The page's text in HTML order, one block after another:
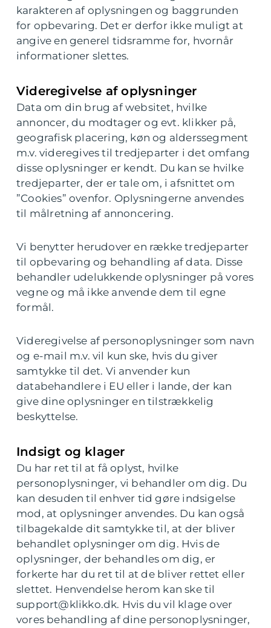
karakteren af oplysningen og baggrunden
for opbevaring. Det er derfor ikke muligt at
angive en generel tidsramme for, hvornår
informationer slettes.
Videregivelse af oplysninger
Data om din brug af websitet, hvilke
annoncer, du modtager og evt. klikker på,
geografisk placering, køn og alderssegment
m.v. videregives til tredjeparter i det omfang
disse oplysninger er kendt. Du kan se hvilke
tredjeparter, der er tale om, i afsnittet om
”Cookies” ovenfor. Oplysningerne anvendes
til målretning af annoncering.
Vi benytter herudover en række tredjeparter
til opbevaring og behandling af data. Disse
behandler udelukkende oplysninger på vores
vegne og må ikke anvende dem til egne
formål.
Videregivelse af personoplysninger som navn
og e-mail m.v. vil kun ske, hvis du giver
samtykke til det. Vi anvender kun
databehandlere i EU eller i lande, der kan
give dine oplysninger en tilstrækkelig
beskyttelse.
Indsigt og klager
Du har ret til at få oplyst, hvilke
personoplysninger, vi behandler om dig. Du
kan desuden til enhver tid gøre indsigelse
mod, at oplysninger anvendes. Du kan også
tilbagekalde dit samtykke til, at der bliver
behandlet oplysninger om dig. Hvis de
oplysninger, der behandles om dig, er
forkerte har du ret til at de bliver rettet eller
slettet. Henvendelse herom kan ske til
support@klikko.dk. Hvis du vil klage over
vores behandling af dine personoplysninger,